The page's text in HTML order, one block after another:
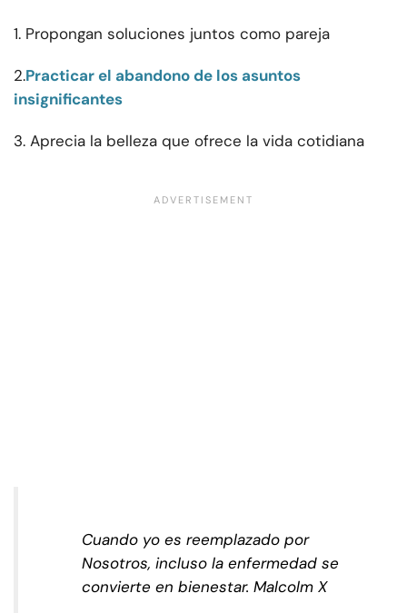
1. Propongan soluciones juntos como pareja
2.Practicar el abandono de los asuntos
insignificantes
3. Aprecia la belleza que ofrece la vida cotidiana
Cuando yo es reemplazado por
Nosotros, incluso la enfermedad se
convierte en bienestar. Malcolm X